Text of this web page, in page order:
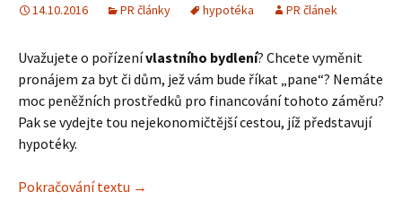
14.10.2016 PR články hypotéka PR článek
Uvažujete o pořízenívlastního bydlení? Chcete vyměnit
pronájem za byt či dům, jež vám bude říkat „pane“? Nemáte
moc peněžních prostředků pro financování tohoto záměru?
Pak se vydejte tou nejekonomičtější cestou, jíž představují
hypotéky.
Pokračování textu Hypotéky na jednom místě. Stačí si jen
→